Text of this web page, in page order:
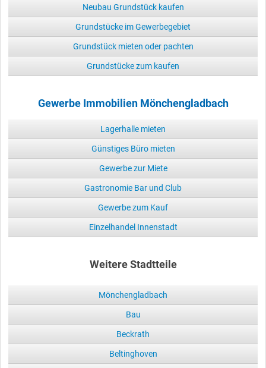
Neubau Grundstück kaufen
Grundstücke im Gewerbegebiet
Grundstück mieten oder pachten
Grundstücke zum kaufen
Gewerbe Immobilien Mönchengladbach
Lagerhalle mieten
Günstiges Büro mieten
Gewerbe zur Miete
Gastronomie Bar und Club
Gewerbe zum Kauf
Einzelhandel Innenstadt
Weitere Stadtteile
Mönchengladbach
Bau
Beckrath
Beltinghoven